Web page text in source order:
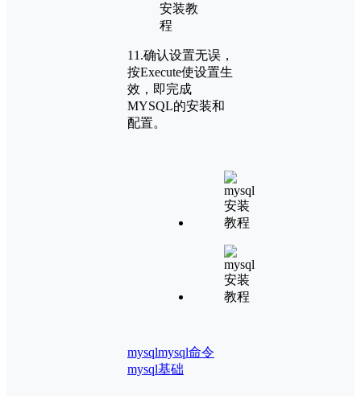
11.确认设置无误，
按Execute使设置生
效，即完成
MYSQL的安装和
配置。
mysqlmysql命令
mysql基础